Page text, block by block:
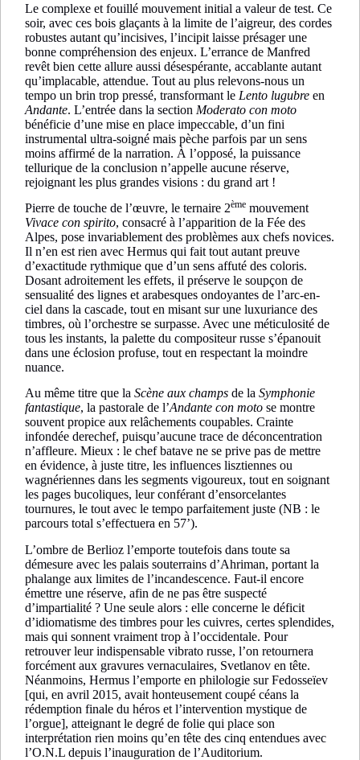
Le complexe et fouillé mouvement initial a valeur de test. Ce
soir, avec ces bois glaçants à la limite de l’aigreur, des cordes
robustes autant qu’incisives, l’incipit laisse présager une
bonne compréhension des enjeux. L’errance de Manfred
revêt bien cette allure aussi désespérante, accablante autant
qu’implacable, attendue. Tout au plus relevons-nous un
tempo un brin trop pressé, transformant le Lento lugubre en
Andante. L’entrée dans la section Moderato con moto
bénéficie d’une mise en place impeccable, d’un fini
instrumental ultra-soigné mais pèche parfois par un sens
moins affirmé de la narration. À l’opposé, la puissance
tellurique de la conclusion n’appelle aucune réserve,
rejoignant les plus grandes visions : du grand art !
Pierre de touche de l’œuvre, le ternaire 2ème mouvement
Vivace con spirito, consacré à l’apparition de la Fée des
Alpes, pose invariablement des problèmes aux chefs novices.
Il n’en est rien avec Hermus qui fait tout autant preuve
d’exactitude rythmique que d’un sens affuté des coloris.
Dosant adroitement les effets, il préserve le soupçon de
sensualité des lignes et arabesques ondoyantes de l’arc-en-
ciel dans la cascade, tout en misant sur une luxuriance des
timbres, où l’orchestre se surpasse. Avec une méticulosité de
tous les instants, la palette du compositeur russe s’épanouit
dans une éclosion profuse, tout en respectant la moindre
nuance.
Au même titre que la Scène aux champs de la Symphonie
fantastique, la pastorale de l’Andante con moto se montre
souvent propice aux relâchements coupables. Crainte
infondée derechef, puisqu’aucune trace de déconcentration
n’affleure. Mieux : le chef batave ne se prive pas de mettre
en évidence, à juste titre, les influences lisztiennes ou
wagnériennes dans les segments vigoureux, tout en soignant
les pages bucoliques, leur conférant d’ensorcelantes
tournures, le tout avec le tempo parfaitement juste (NB : le
parcours total s’effectuera en 57’).
L’ombre de Berlioz l’emporte toutefois dans toute sa
démesure avec les palais souterrains d’Ahriman, portant la
phalange aux limites de l’incandescence. Faut-il encore
émettre une réserve, afin de ne pas être suspecté
d’impartialité ? Une seule alors : elle concerne le déficit
d’idiomatisme des timbres pour les cuivres, certes splendides,
mais qui sonnent vraiment trop à l’occidentale. Pour
retrouver leur indispensable vibrato russe, l’on retournera
forcément aux gravures vernaculaires, Svetlanov en tête.
Néanmoins, Hermus l’emporte en philologie sur Fedosseïev
[qui, en avril 2015, avait honteusement coupé céans la
rédemption finale du héros et l’intervention mystique de
l’orgue], atteignant le degré de folie qui place son
interprétation rien moins qu’en tête des cinq entendues avec
l’O.N.L depuis l’inauguration de l’Auditorium.